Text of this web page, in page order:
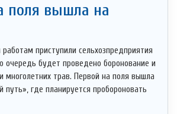
поля вышла на
приступили сельхозпредприятия
очередь будет проведено боронование и
многолетних трав. Первой на поля вышла
путь», где планируется пробороновать